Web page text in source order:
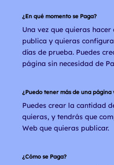
¿En qué momento se Paga?
Una vez que quieras
publica y quieras
días de prueba. Puedes
página sin necesidad de
¿Puedo tener más de una página
Puedes crear la cantidad
quieras, y tendrás que
Web que quieras publicar.
¿Cómo se Paga?